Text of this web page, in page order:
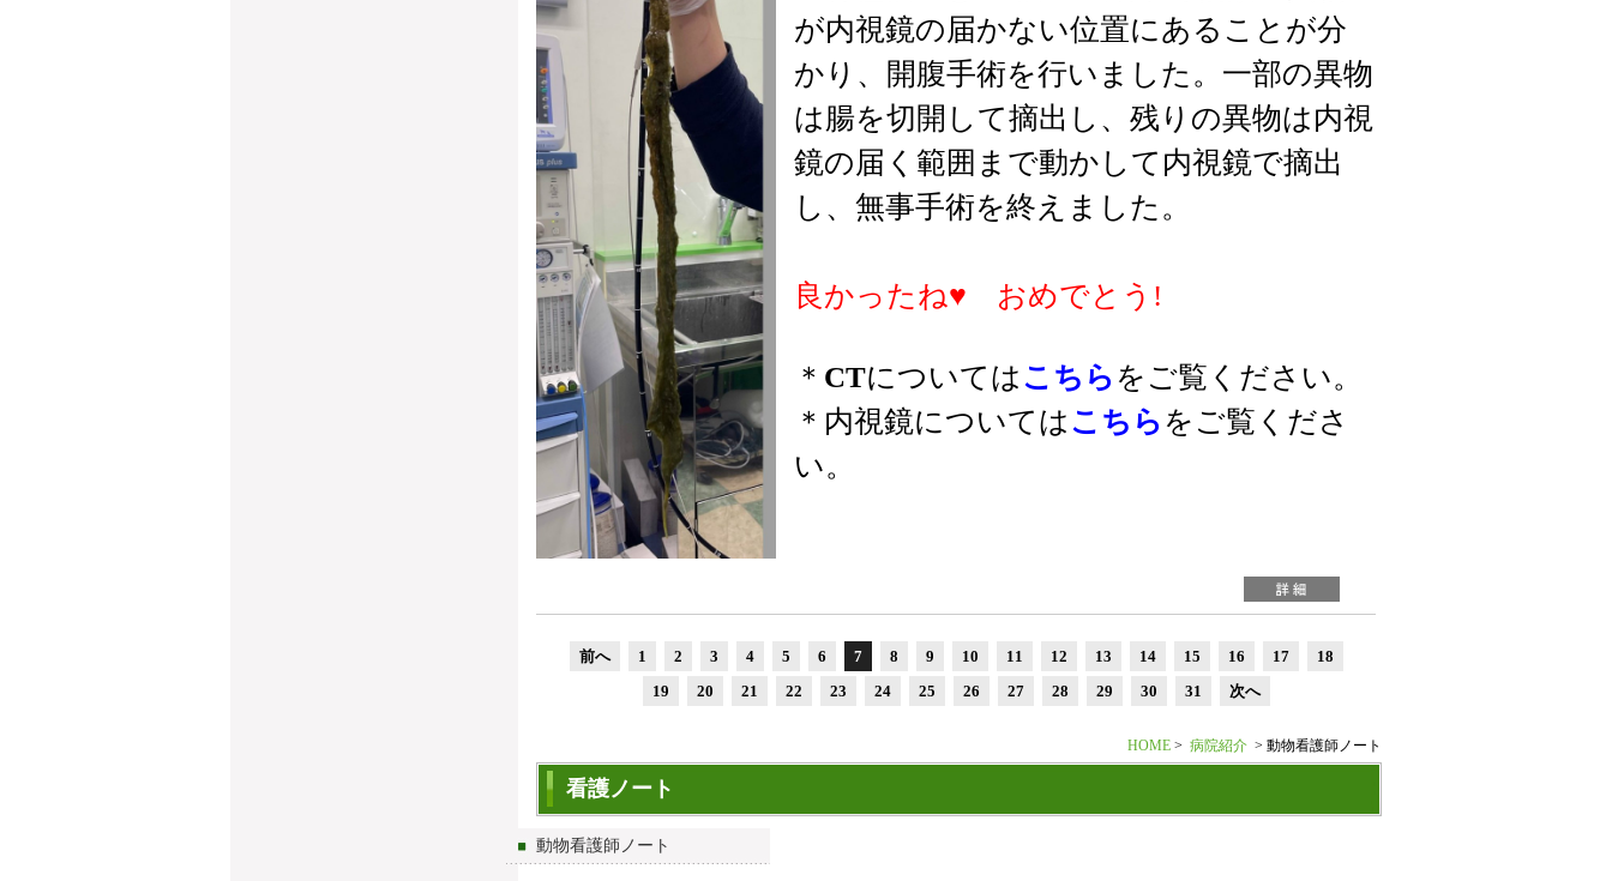
が内視鏡の届かない位置にあることが分
かり、開腹手術を行いました。一部の異物
は腸を切開して摘出し、残りの異物は内視
鏡の届く範囲まで動かして内視鏡で摘出
し、無事手術を終えました。
良かったね♥ おめでとう!
＊ CTについては こちら をご覧ください。
＊内視鏡については こちら をご覧くださ
い。
前へ 1 2 3 4 5 6 7 8 9 10 11 12 13 14 15 16 17
18
19
20 21 22 23 24 25 26 27 28 29 30 31 次へ
HOME > 病院紹介 > 動物看護師ノート
看護ノート
動物看護師ノート